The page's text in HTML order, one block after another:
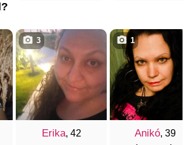
Erika, 42
3
Anikó, 39
1